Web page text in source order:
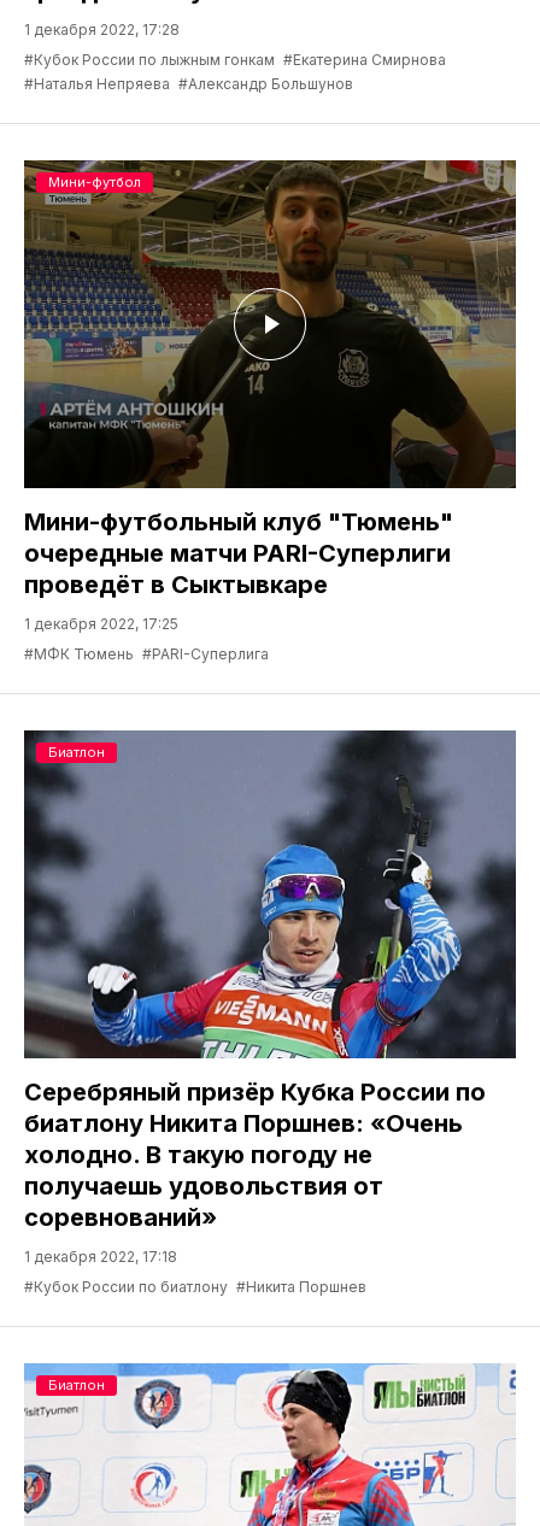
1 декабря 2022, 17:28
#Кубок России по лыжным гонкам #Екатерина Смирнова
#Наталья Непряева #Александр Большунов
Мини-футбольный клуб "Тюмень"
очередные матчи PARI-Суперлиги
проведёт в Сыктывкаре
1 декабря 2022, 17:25
#МФК Тюмень #PARI-Суперлига
Мини-футбол
Серебряный призёр Кубка России по
биатлону Никита Поршнев: «Очень
холодно. В такую погоду не
получаешь удовольствия от
соревнований»
1 декабря 2022, 17:18
#Кубок России по биатлону #Никита Поршнев
Биатлон
Биатлон